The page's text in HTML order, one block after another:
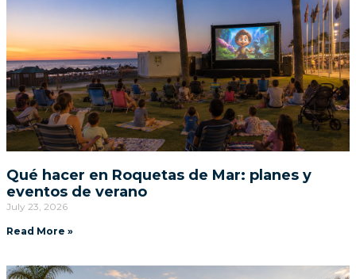
Qué hacer en Roquetas de Mar: planes y
eventos de verano
July 23, 2026
Read More »